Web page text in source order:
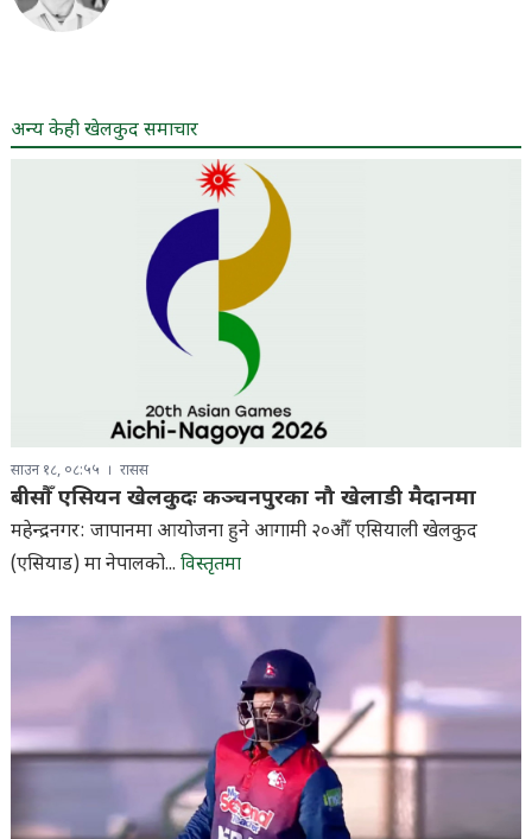
अन्य केही खेलकुद समाचार
साउन १८, ०८:५५ रासस
बीसौँ एसियन खेलकुदः कञ्चनपुरका नौ खेलाडी मैदानमा
महेन्द्रनगर: जापानमा आयोजना हुने आगामी २०औँ एसियाली खेलकुद
(एसियाड) मा नेपालको... विस्तृतमा